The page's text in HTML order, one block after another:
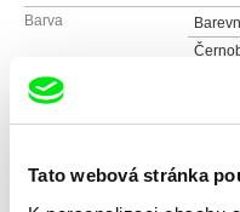
Tato webová stránka
Barva
Distribuce
24th